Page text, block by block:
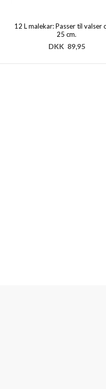
12 L malekar: Passer til valser
25 cm.
DKK 89,95